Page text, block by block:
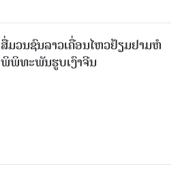
ສື່ມວນຊົນລາວເຄື່ອນໄຫວຢ້ຽມຢາມຫໍ
ພິພິທະພັນຮູບເງົາຈີນ